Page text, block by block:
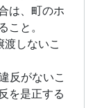
は、町のホ
こと。
しないこ
反がないこ
を是正する